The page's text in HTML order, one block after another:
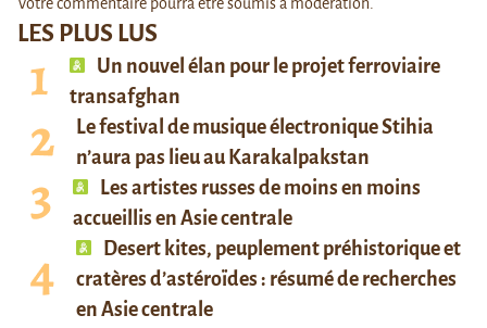
LES PLUS LUS
Un nouvel élan pour le projet ferroviaire
transafghan
Le festival de musique électronique Stihia
n’aura pas lieu au Karakalpakstan
Les artistes russes de moins en moins
accueillis en Asie centrale
Desert kites, peuplement préhistorique et
cratères d’astéroïdes : résumé de recherches
en Asie centrale